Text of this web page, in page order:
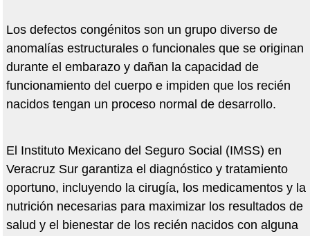
Los defectos congénitos son un grupo diverso de
anomalías estructurales o funcionales que se originan
durante el embarazo y dañan la capacidad de
funcionamiento del cuerpo e impiden que los recién
nacidos tengan un proceso normal de desarrollo.
El Instituto Mexicano del Seguro Social (IMSS) en
Veracruz Sur garantiza el diagnóstico y tratamiento
oportuno, incluyendo la cirugía, los medicamentos y la
nutrición necesarias para maximizar los resultados de
salud y el bienestar de los recién nacidos con alguna